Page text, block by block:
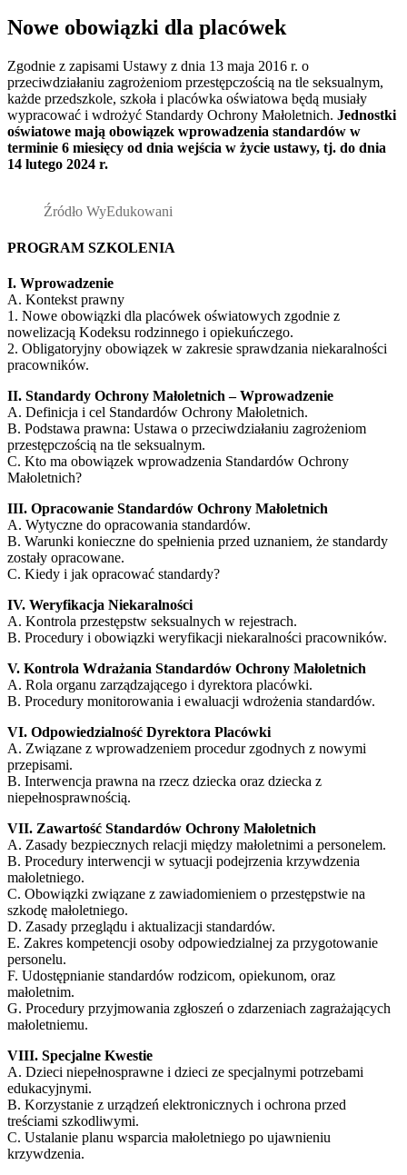
Nowe obowiązki dla placówek
Zgodnie z zapisami Ustawy z dnia 13 maja 2016 r. o
przeciwdziałaniu zagrożeniom przestępczością na tle seksualnym,
każde przedszkole, szkoła i placówka oświatowa będą musiały
wypracować i wdrożyć Standardy Ochrony Małoletnich. Jednostki
oświatowe mają obowiązek wprowadzenia standardów w
terminie 6 miesięcy od dnia wejścia w życie ustawy, tj. do dnia
14 lutego 2024 r.
Źródło WyEdukowani
PROGRAM SZKOLENIA
I. Wprowadzenie
A. Kontekst prawny
1. Nowe obowiązki dla placówek oświatowych zgodnie z
nowelizacją Kodeksu rodzinnego i opiekuńczego.
2. Obligatoryjny obowiązek w zakresie sprawdzania niekaralności
pracowników.
II. Standardy Ochrony Małoletnich – Wprowadzenie
A. Definicja i cel Standardów Ochrony Małoletnich.
B. Podstawa prawna: Ustawa o przeciwdziałaniu zagrożeniom
przestępczością na tle seksualnym.
C. Kto ma obowiązek wprowadzenia Standardów Ochrony
Małoletnich?
III. Opracowanie Standardów Ochrony Małoletnich
A. Wytyczne do opracowania standardów.
B. Warunki konieczne do spełnienia przed uznaniem, że standardy
zostały opracowane.
C. Kiedy i jak opracować standardy?
IV. Weryfikacja Niekaralności
A. Kontrola przestępstw seksualnych w rejestrach.
B. Procedury i obowiązki weryfikacji niekaralności pracowników.
V. Kontrola Wdrażania Standardów Ochrony Małoletnich
A. Rola organu zarządzającego i dyrektora placówki.
B. Procedury monitorowania i ewaluacji wdrożenia standardów.
VI. Odpowiedzialność Dyrektora Placówki
A. Związane z wprowadzeniem procedur zgodnych z nowymi
przepisami.
B. Interwencja prawna na rzecz dziecka oraz dziecka z
niepełnosprawnością.
VII. Zawartość Standardów Ochrony Małoletnich
A. Zasady bezpiecznych relacji między małoletnimi a personelem.
B. Procedury interwencji w sytuacji podejrzenia krzywdzenia
małoletniego.
C. Obowiązki związane z zawiadomieniem o przestępstwie na
szkodę małoletniego.
D. Zasady przeglądu i aktualizacji standardów.
E. Zakres kompetencji osoby odpowiedzialnej za przygotowanie
personelu.
F. Udostępnianie standardów rodzicom, opiekunom, oraz
małoletnim.
G. Procedury przyjmowania zgłoszeń o zdarzeniach zagrażających
małoletniemu.
VIII. Specjalne Kwestie
A. Dzieci niepełnosprawne i dzieci ze specjalnymi potrzebami
edukacyjnymi.
B. Korzystanie z urządzeń elektronicznych i ochrona przed
treściami szkodliwymi.
C. Ustalanie planu wsparcia małoletniego po ujawnieniu
krzywdzenia.